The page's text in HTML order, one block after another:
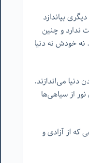
بیاندازد
و چنین
خودش نه دنیا
دنیا می‌اندازند.
از سیاهی‌ها
که از آزادی و